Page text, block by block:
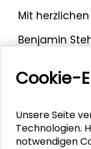
Mit
Benjamin
Stiftung
Mehr
Cookie-
Unsere Seite
Technologien.
notwendigen